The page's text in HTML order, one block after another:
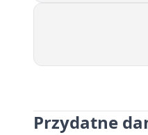
Przydatne